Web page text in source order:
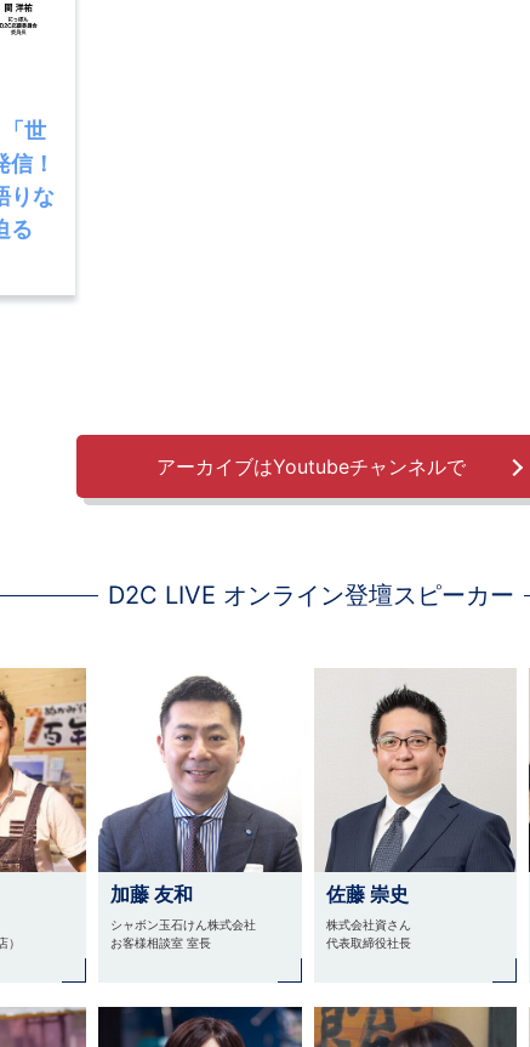
世
！
りな
る
アーカイブはYoutubeチャンネルで
D2C LIVE オンライン登壇スピーカー
）
加藤 友和
シャボン玉石けん株式会社
お客様相談室 室長
佐藤 崇史
株式会社資さん
代表取締役社長